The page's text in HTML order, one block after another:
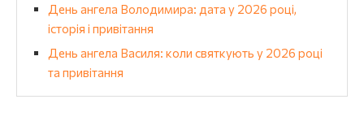
День ангела Володимира: дата у 2026 році,
історія і привітання
День ангела Василя: коли святкують у 2026 році
та привітання